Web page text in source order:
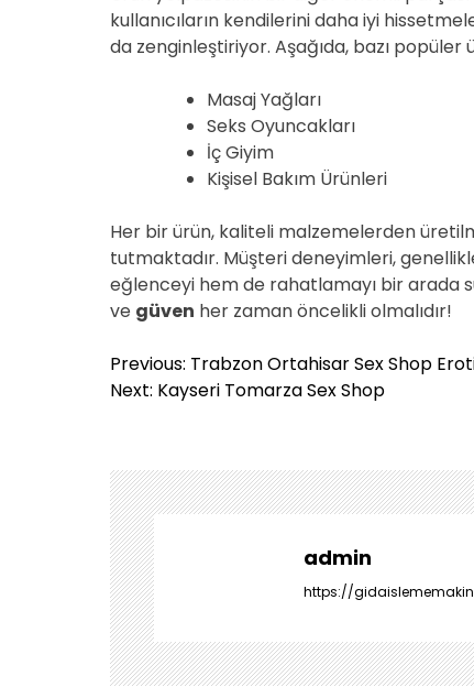
kullanıcıların kendilerini daha iyi
da zenginleştiriyor. Aşağıda, bazı
Masaj Yağları
Seks Oyuncakları
İç Giyim
Kişisel Bakım Ürünleri
Her bir ürün, kaliteli malzemelerden
tutmaktadır. Müşteri deneyimleri,
eğlenceyi hem de rahatlamayı bir arada
ve güven her zaman öncelikli olmalıdır!
Y
a
g
e
z
i
n
m
e
s
i
Previous: Trabzon Ortahisar Sex Shop
Next: Kayseri Tomarza Sex Shop
admin
https://